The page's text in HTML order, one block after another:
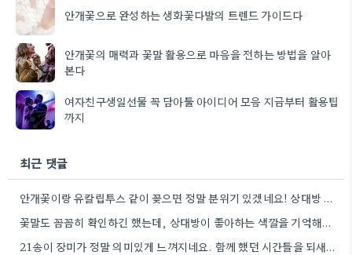
안개꽃으로 완성하는 생화꽃다발의 트렌드 가이드다
안개꽃의 매력과 꽃말 활용으로 마음을 전하는 방법을 알아
본다
여자친구생일선물 꼭 담아둘 아이디어 모음 지금부터 활용팁
까지
최근 댓글
안개꽃이랑 유칼립투스 같이 꽂으면 정말 분위기 있겠네요! 상대방 취향 생각하는 것도 좋지만, 꽃말도 고려하면 센스+
꽃말도 꼼꼼히 확인하긴 했는데, 상대방이 좋아하는 색깔을 기억해두는 게 더 센스 있을 것 같아요.
21송이 장미가 정말 의미있게 느껴지네요. 함께 했던 시간들을 되새기며 선물을 고른다는 마음이 잘 전달될 것…